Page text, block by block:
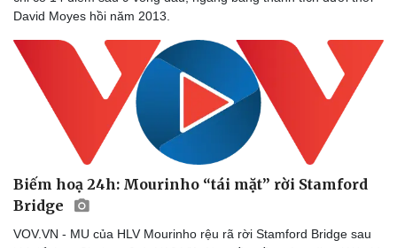
Thông tin doanh nghiệp
Doanh nhân
Vì cộng đồng
Trải nghiệm
Chuyển đổi số
David Moyes hồi năm 2013.
Biếm hoạ 24h: Mourinho “tái mặt” rời Stamford
Bridge
VOV.VN - MU của HLV Mourinho rệu rã rời Stamford Bridge sau